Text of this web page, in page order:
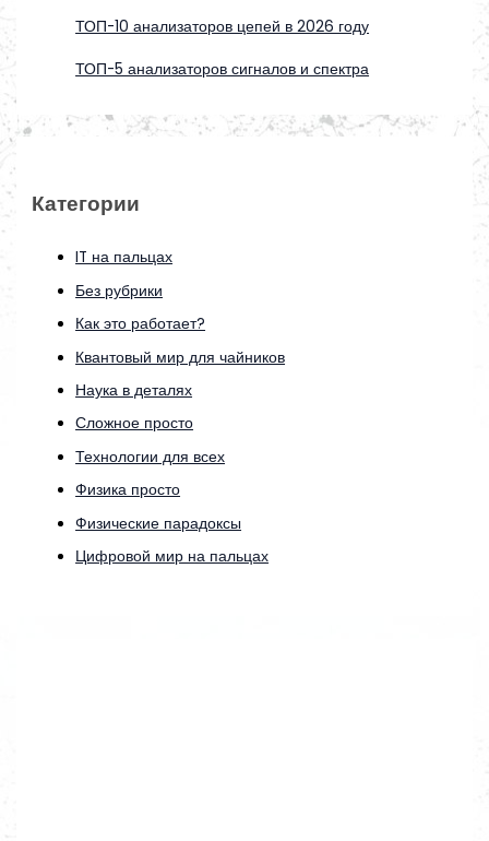
ТОП-10 анализаторов цепей в 2026 году
ТОП-5 анализаторов сигналов и спектра
Категории
IT на пальцах
Без рубрики
Как это работает?
Квантовый мир для чайников
Наука в деталях
Сложное просто
Технологии для всех
Физика просто
Физические парадоксы
Цифровой мир на пальцах